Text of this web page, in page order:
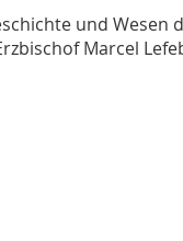
und
Marcel